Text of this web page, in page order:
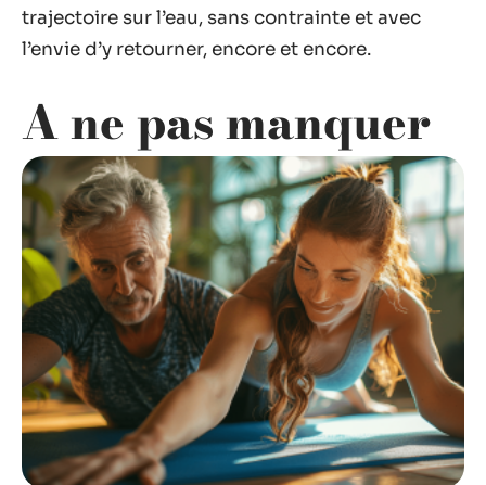
trajectoire sur l’eau, sans contrainte et avec
l’envie d’y retourner, encore et encore.
A ne pas manquer